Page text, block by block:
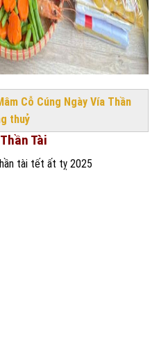
Cỗ Cúng Ngày Vía Thần
thuỷ
Tài